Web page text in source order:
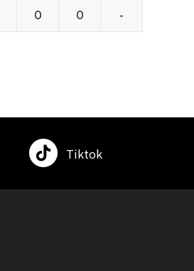
0 0 -
Tiktok